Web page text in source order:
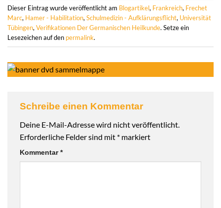
Dieser Eintrag wurde veröffentlicht am Blogartikel, Frankreich, Frechet
Marc, Hamer - Habilitation, Schulmedizin - Aufklärungsflicht, Universität
Tübingen, Verifikationen Der Germanischen Heilkunde. Setze ein
Lesezeichen auf den permalink.
Schreibe einen Kommentar
Deine E-Mail-Adresse wird nicht veröffentlicht.
Erforderliche Felder sind mit * markiert
Kommentar*